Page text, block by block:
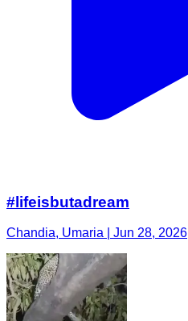
#lifeisbutadream
Chandia, Umaria | Jun 28, 2026